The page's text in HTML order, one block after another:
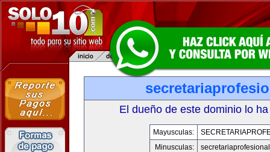
El dueño de este dominio lo
Mayusculas:
Minusculas: